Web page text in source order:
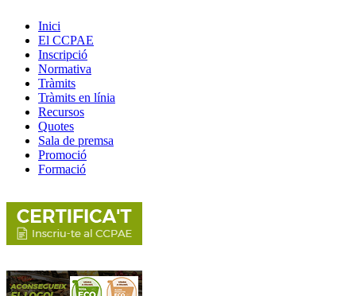
Inici
El CCPAE
Inscripció
Normativa
Tràmits
Tràmits en línia
Recursos
Quotes
Sala de premsa
Promoció
Formació